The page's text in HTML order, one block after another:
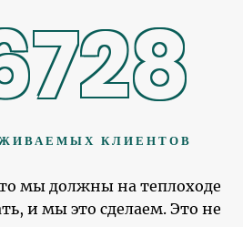
КЛИЕНТОВ
мы должны на теплоходе
и мы это сделаем. Это не